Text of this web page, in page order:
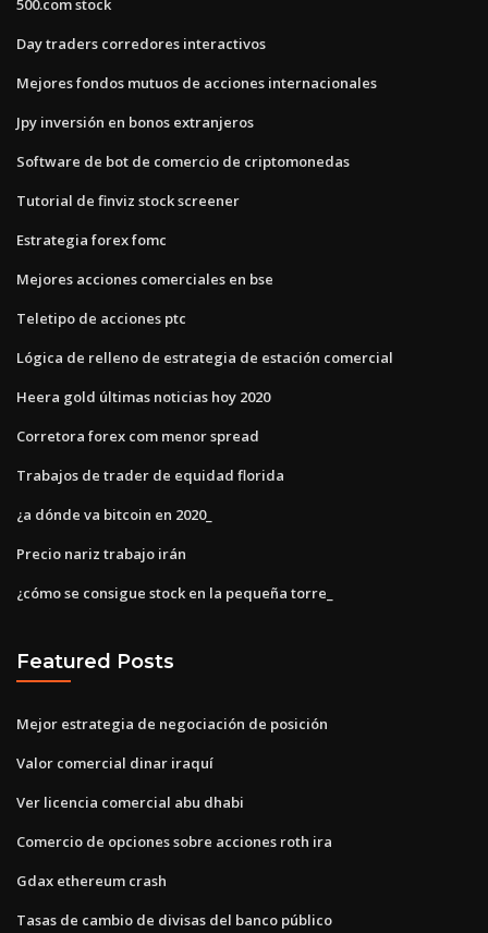
500.com stock
Day traders corredores interactivos
Mejores fondos mutuos de acciones internacionales
Jpy inversión en bonos extranjeros
Software de bot de comercio de criptomonedas
Tutorial de finviz stock screener
Estrategia forex fomc
Mejores acciones comerciales en bse
Teletipo de acciones ptc
Lógica de relleno de estrategia de estación comercial
Heera gold últimas noticias hoy 2020
Corretora forex com menor spread
Trabajos de trader de equidad florida
¿a dónde va bitcoin en 2020_
Precio nariz trabajo irán
¿cómo se consigue stock en la pequeña torre_
Featured Posts
Mejor estrategia de negociación de posición
Valor comercial dinar iraquí
Ver licencia comercial abu dhabi
Comercio de opciones sobre acciones roth ira
Gdax ethereum crash
Tasas de cambio de divisas del banco público